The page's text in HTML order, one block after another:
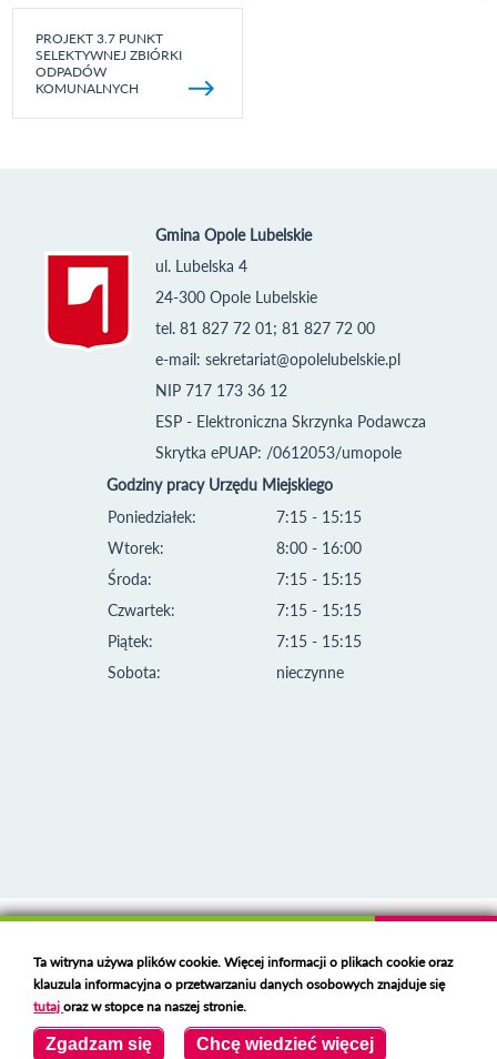
PROJEKT 3.7 PUNKT
SELEKTYWNEJ ZBIÓRKI
ODPADÓW
KOMUNALNYCH
Gmina Opole Lubelskie
ul. Lubelska 4
24-300 Opole Lubelskie
tel. 81 827 72 01; 81 827 72 00
e-mail: sekretariat@opolelubelskie.pl
NIP 717 173 36 12
ESP - Elektroniczna Skrzynka Podawcza
Skrytka ePUAP: /0612053/umopole
Godziny pracy Urzędu Miejskiego
Poniedziałek:
Wtorek:
Środa:
Czwartek:
Piątek:
Sobota:
7:15 - 15:15
8:00 - 16:00
7:15 - 15:15
7:15 - 15:15
7:15 - 15:15
nieczynne
Deklaracja dostępności
Polski serwer RBLhttps://polspam.pl/
Copyright 2023 Urząd Miejski w Opolu Lubelskim
Created byVOBACOM Odnośnik otworzy się w nowym oknie
Ta witryna używa plików cookie. Więcej informacji o plikach cookie oraz
klauzula informacyjna o przetwarzaniu danych osobowych znajduje się
tutajoraz w stopce na naszej stronie.
Zgadzam się Chcę wiedzieć więcej